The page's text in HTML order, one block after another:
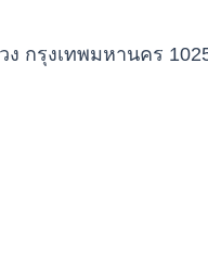
กรุงเทพมหานคร